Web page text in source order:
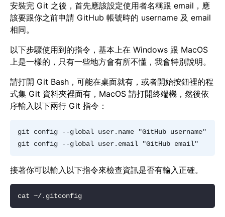
安裝完 Git 之後，首先應該設定使用者名稱跟 email，應
該要跟你之前申請 GitHub 帳號時的 username 及 email
相同。
以下步驟使用到的指令，基本上在 Windows 跟 MacOS
上是一樣的，只有一些地方會有所不懂，我會特別說明。
請打開 Git Bash，可能在桌面就有，或者開始按鈕裡的程
式集 Git 資料夾裡面有，MacOS 請打開終端機，然後依
序輸入以下兩行 Git 指令：
git config --global user.name "GitHub username"
接著你可以輸入以下指令來檢查資訊是否有輸入正確。